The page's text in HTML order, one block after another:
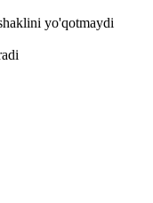
yo'qotmaydi